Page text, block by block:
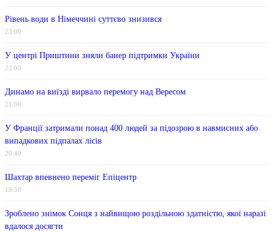
Рівень води в Німеччині суттєво знизився
23:00
У центрі Приштини зняли банер підтримки України
22:00
Динамо на виїзді вирвало перемогу над Вересом
21:00
У Франції затримали понад 400 людей за підозрою в навмисних або
випадкових підпалах лісів
20:40
Шахтар впевнено переміг Епіцентр
18:56
Зроблено знімок Сонця з найвищою роздільною здатністю, якої наразі
вдалося досягти